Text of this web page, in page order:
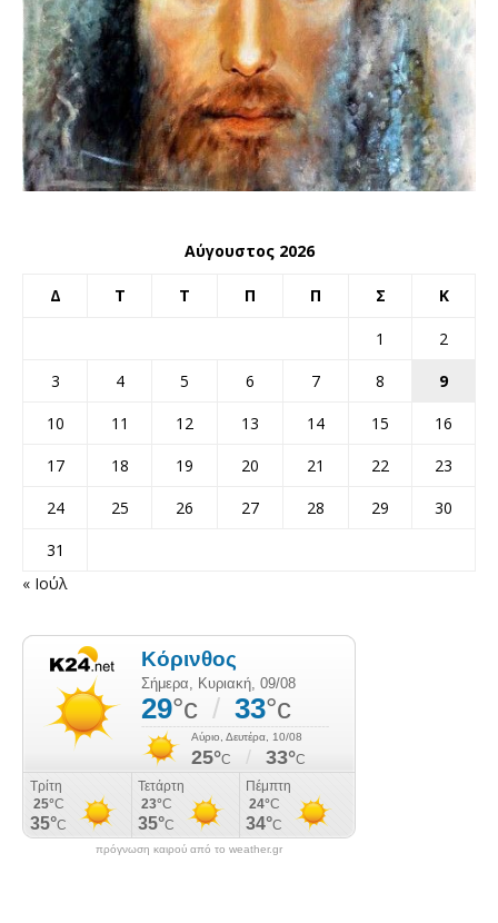
Αύγουστος 2026
Δ Τ Τ Π Π Σ Κ
1
2
3
4 5 6 7 8
9
10
11 12 13 14 15
16
17
18 19 20 21 22
23
24
25 26 27 28 29
30
31
« Ιούλ
πρόγνωση καιρού από το weather.gr